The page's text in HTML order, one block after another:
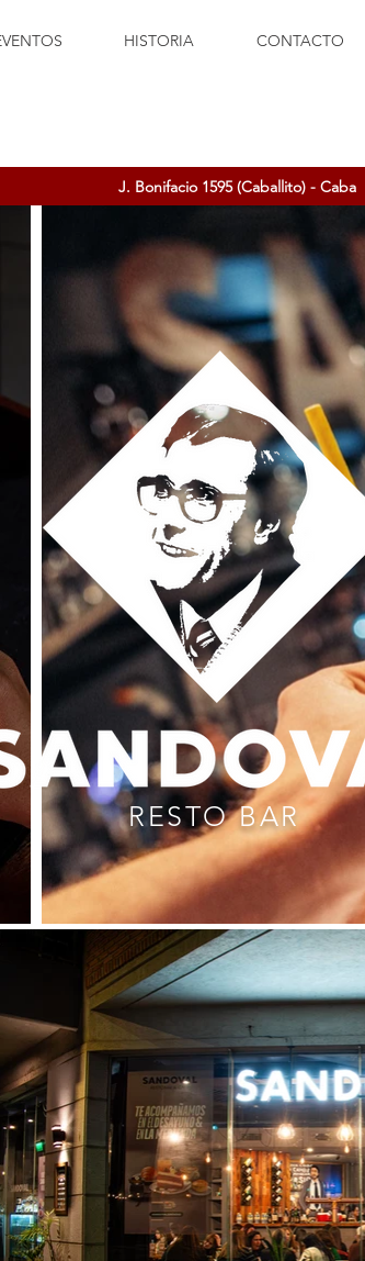
HISTORIA CONTACTO
J. Bonifacio 1595 (Caballito) - Caba
RESTO BAR